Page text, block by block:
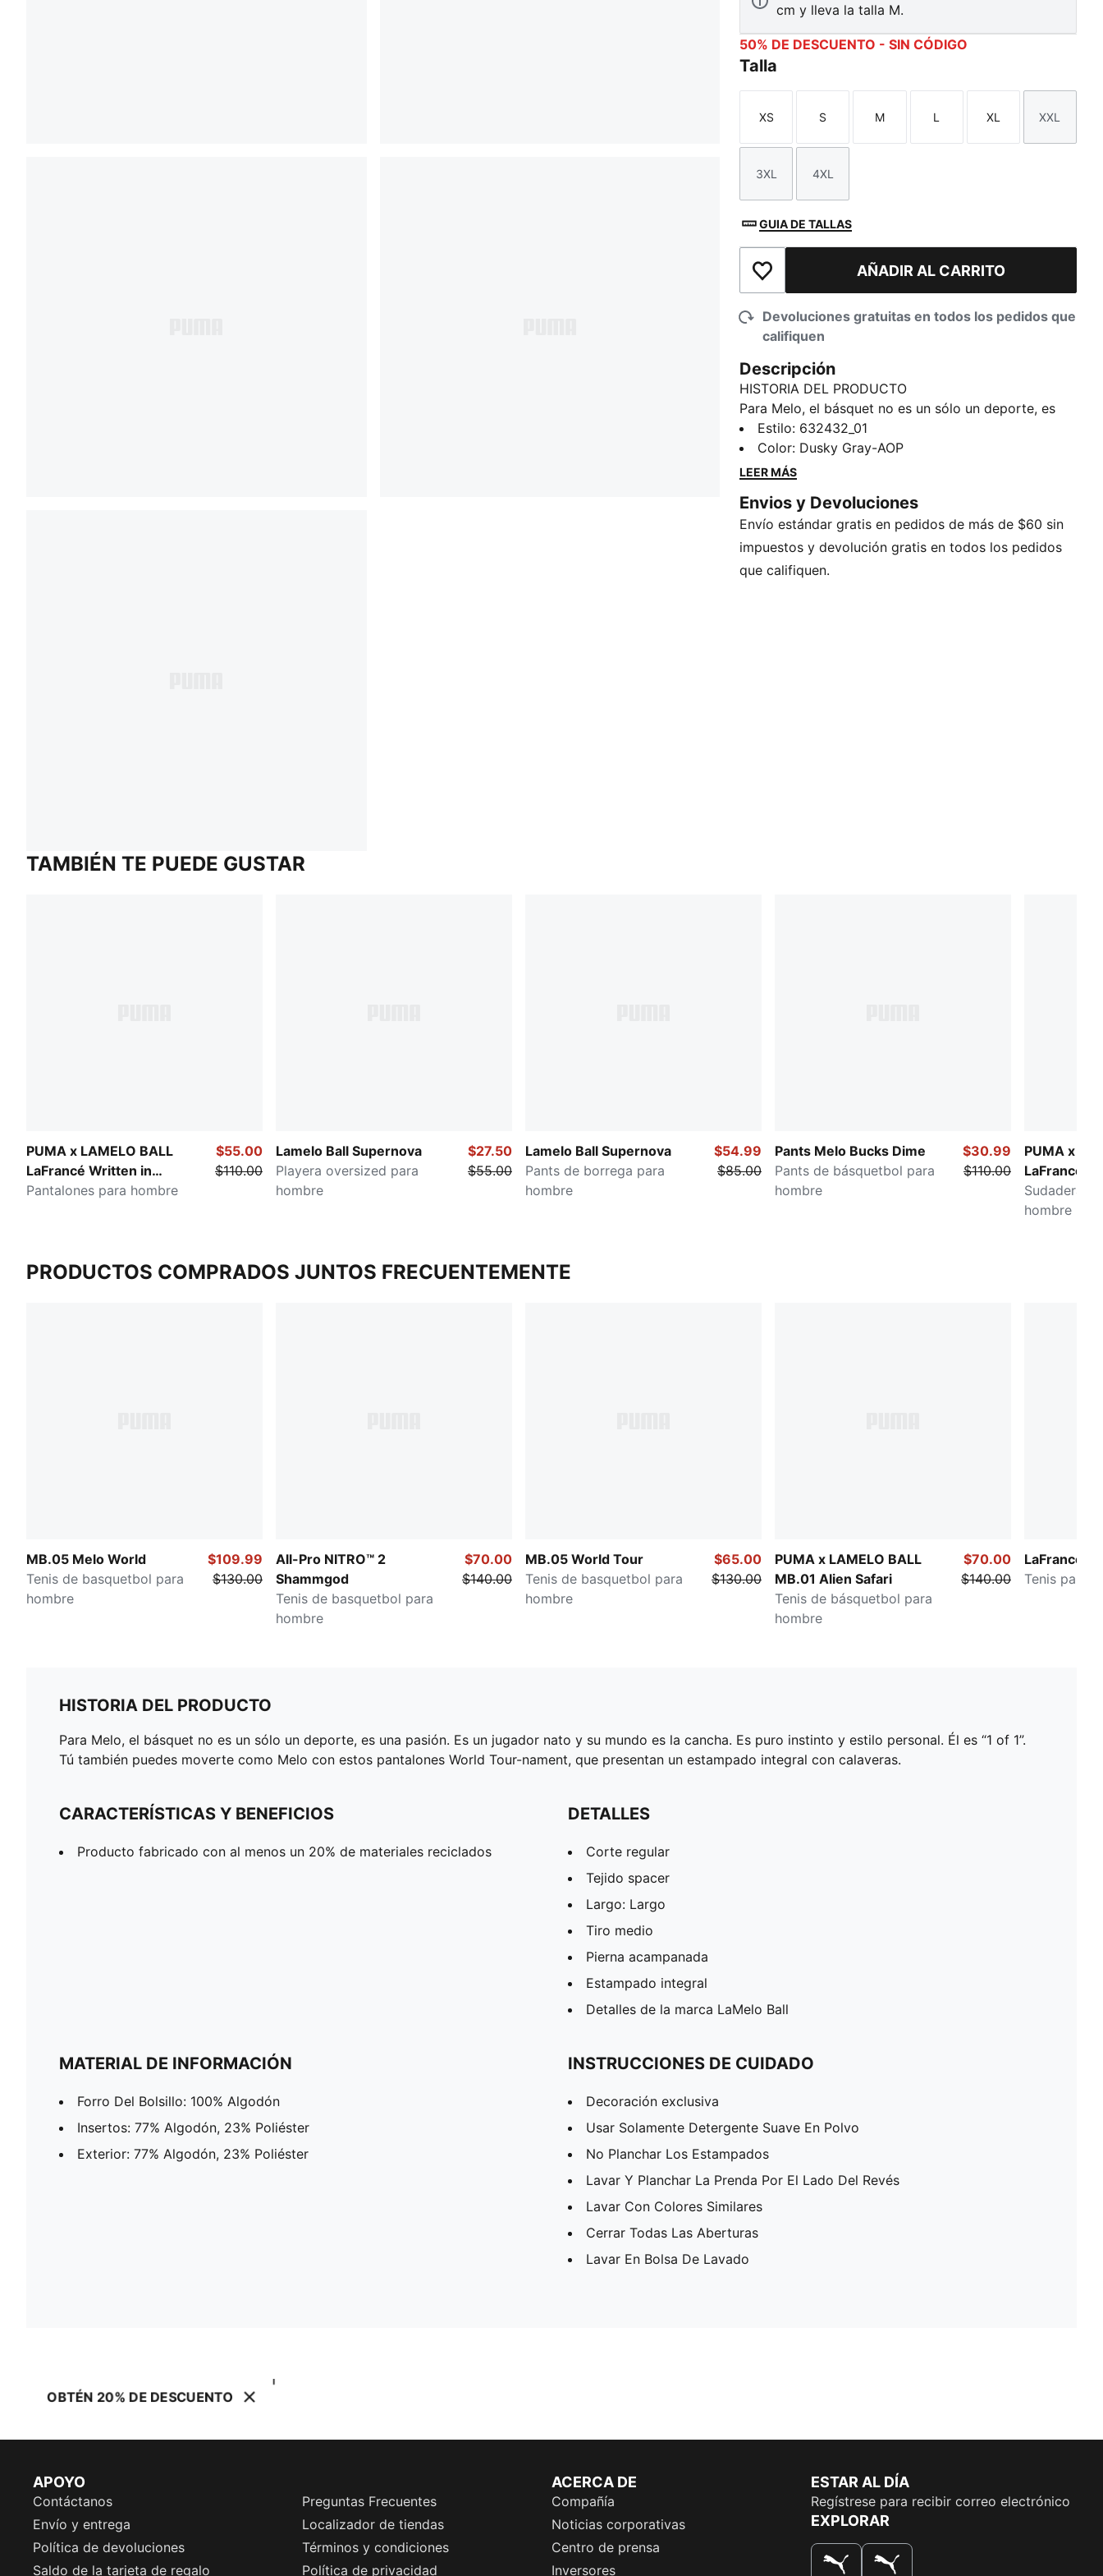
cm y lleva la talla M.
50% DE DESCUENTO - SIN CÓDIGO
Talla
Talla
XS
Talla
S
Talla
M
Talla
L
Talla
XL
Talla
XXL
Talla
3XL
Talla
4XL
GUIA DE TALLAS
Añadir a la lista de deseosAÑADIR AL CARRITO
Devoluciones gratuitas en todos los pedidos que
califiquen
Descripción
HISTORIA DEL PRODUCTO
Para Melo, el básquet no es un sólo un deporte, es
una pasión. Es un jugador nato y su mundo es la
cancha. Es puro instinto y estilo personal. Él es “1 of
1”. Tú también puedes moverte como Melo con estos
estampado integral con calaveras.
CARACTERÍSTICAS Y BENEFICIOS
Producto fabricado con al menos un 20% de
materiales reciclados
Estilo: 632432_01
Color: Dusky Gray-AOP
LEER MÁS
Envios y Devoluciones
Envío estándar gratis en pedidos de más de $60 sin
impuestos y devolución gratis en todos los pedidos
que califiquen.
TAMBIÉN TE PUEDE GUSTAR
PUMA x LAMELO BALL
LaFrancé Written in
Chrome
Pantalones para hombre
$55.00
$110.00
Lamelo Ball Supernova
Playera oversized para
hombre
$27.50
$55.00
Lamelo Ball Supernova
Pants de borrega para
hombre
$54.99
$85.00
Pants Melo Bucks Dime
Pants de básquetbol para
hombre
$30.99
$110.00
PUMA x
LaFrancé
Chrome
Sudadera
hombre
PRODUCTOS COMPRADOS JUNTOS FRECUENTEMENTE
MB.05 Melo World
Tenis de basquetbol para
hombre
$109.99
$130.00
All-Pro NITRO™ 2
Shammgod
Tenis de basquetbol para
hombre
$70.00
$140.00
MB.05 World Tour
Tenis de basquetbol para
hombre
$65.00
$130.00
PUMA x LAMELO BALL
MB.01 Alien Safari
Tenis de básquetbol para
hombre
$70.00
$140.00
LaFrancé
Tenis para
HISTORIA DEL PRODUCTO
Para Melo, el básquet no es un sólo un deporte, es una pasión. Es un jugador nato y su mundo es la cancha. Es puro instinto y estilo personal. Él es “1 of 1”.
Tú también puedes moverte como Melo con estos pantalones World Tour-nament, que presentan un estampado integral con calaveras.
CARACTERÍSTICAS Y BENEFICIOS
Producto fabricado con al menos un 20% de materiales reciclados
DETALLES
Corte regular
Tejido spacer
Largo: Largo
Tiro medio
Pierna acampanada
Estampado integral
Detalles de la marca LaMelo Ball
MATERIAL DE INFORMACIÓN
Forro Del Bolsillo: 100% Algodón
Insertos: 77% Algodón, 23% Poliéster
Exterior: 77% Algodón, 23% Poliéster
INSTRUCCIONES DE CUIDADO
Decoración exclusiva
Usar Solamente Detergente Suave En Polvo
No Planchar Los Estampados
Lavar Y Planchar La Prenda Por El Lado Del Revés
Lavar Con Colores Similares
Cerrar Todas Las Aberturas
Lavar En Bolsa De Lavado
OBTÉN 20% DE DESCUENTO
APOYO
Contáctanos
Preguntas Frecuentes
Envío y entrega
Localizador de tiendas
Política de devoluciones
Términos y condiciones
Saldo de la tarjeta de regalo
Política de privacidad
ACERCA DE
Compañía
Noticias corporativas
Centro de prensa
Inversores
ESTAR AL DÍA
Regístrese para recibir correo electrónico
EXPLORAR